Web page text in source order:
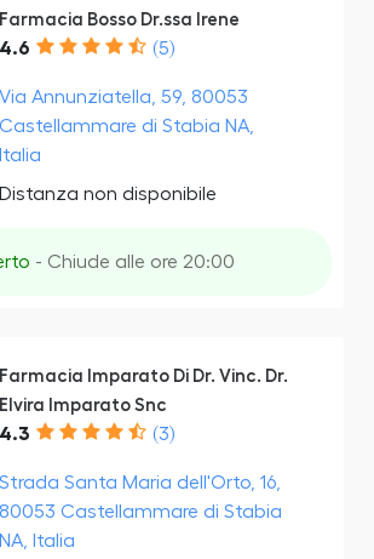
Farmacia Bosso Dr.ssa Irene
4.6 (5)
Via Annunziatella, 59, 80053
Castellammare di Stabia NA,
Italia
Distanza non disponibile
- Chiude alle ore 20:00
Farmacia Imparato Di Dr. Vinc. Dr.
Elvira Imparato Snc
4.3 (3)
Strada Santa Maria dell'Orto, 16,
80053 Castellammare di Stabia
NA, Italia